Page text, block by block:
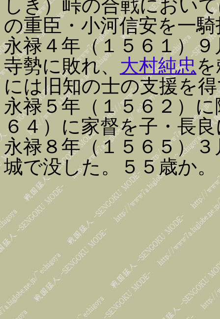
しき）峠の合戦におい
の重臣・小河信安を一
永禄４年（１５６１）
寺勢に敗れ、 大村純忠
には旧知の士の支援を
永禄５年（１５６２）
６４）に家督を子・長
永禄８年（１５６５）
城で没した。５５歳か。